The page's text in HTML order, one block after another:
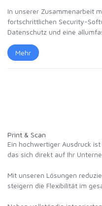
In unserer Zusammenarbeit
fortschrittlichen Security-
Datenschutz und eine
Mehr
Print & Scan
Ein hochwertiger Ausdruck
das sich direkt auf Ihr
Mit unseren Lösungen
steigern die Flexibilität im